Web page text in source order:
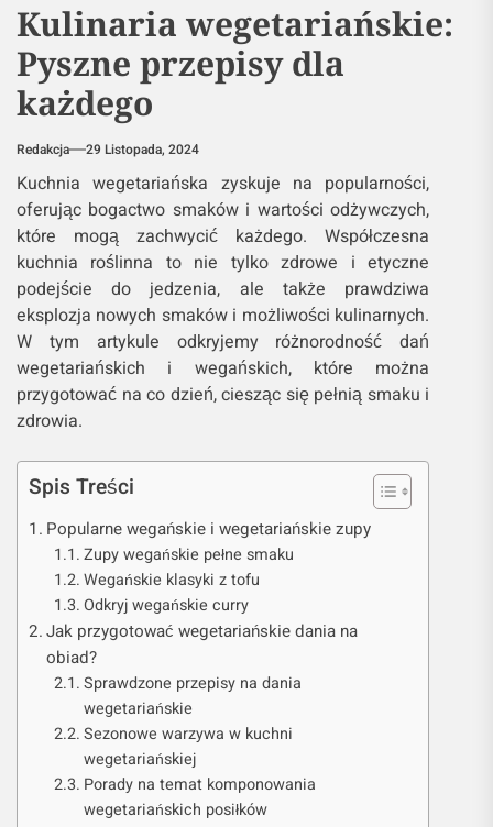
Kulinaria wegetariańskie:
Pyszne przepisy dla
każdego
Redakcja 29 Listopada, 2024
Kuchnia wegetariańska zyskuje na popularności,
oferując bogactwo smaków i wartości odżywczych,
które mogą zachwycić każdego. Współczesna
kuchnia roślinna to nie tylko zdrowe i etyczne
podejście do jedzenia, ale także prawdziwa
eksplozja nowych smaków i możliwości kulinarnych.
W tym artykule odkryjemy różnorodność dań
wegetariańskich i wegańskich, które można
przygotować na co dzień, ciesząc się pełnią smaku i
zdrowia.
Spis Treści
Popularne wegańskie i wegetariańskie zupy
Zupy wegańskie pełne smaku
Wegańskie klasyki z tofu
Odkryj wegańskie curry
Jak przygotować wegetariańskie dania na
obiad?
Sprawdzone przepisy na dania
wegetariańskie
Sezonowe warzywa w kuchni
wegetariańskiej
Porady na temat komponowania
wegetariańskich posiłków